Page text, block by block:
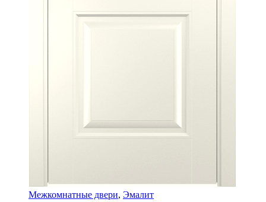
Межкомнатные двери, Эмалит